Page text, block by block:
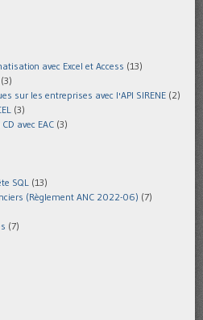
avec Excel et Access (13)
(3)
sur les entreprises avec l'API SIRENE (2)
(3)
avec EAC (3)
SQL (13)
(Règlement ANC 2022-06) (7)
(7)